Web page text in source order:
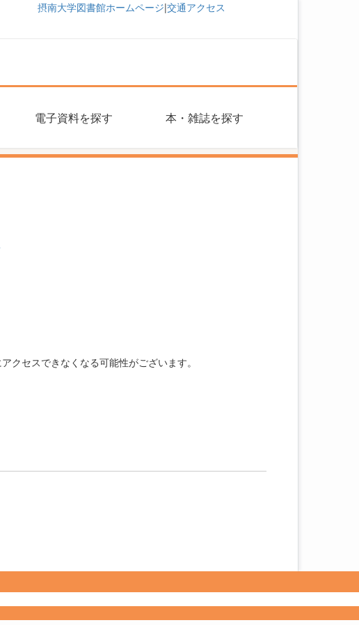
摂南大学図書館ホームページ|交通アクセス
電子資料を探す 本・雑誌を探す
クセスできなくなる可能性がございます。